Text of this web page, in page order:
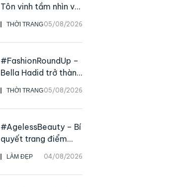
THỜI TRANG05/08/2026
Tôn vinh tầm nhìn và
sức ảnh hưởng sâu
rộng của NTK John
Galliano
THỜI TRANG05/08/2026
#FashionRoundUp –
Bella Hadid trở thành
Đại sứ Toàn cầu của
Prada Beauty,
CHANEL mua lại
LÀM ĐẸP 04/08/2026
#AgelessBeauty – Bí
quyết trang điểm
“hack” tuổi như các
nữ minh tinh hàng
đầu